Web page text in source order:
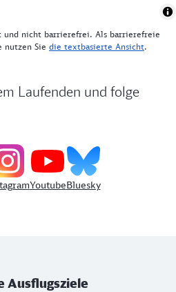
nicht barrierefrei. Als barrierefreie
Sie die textbasierte Ansicht.
Laufenden und folge
YoutubeBluesky
Ausflugsziele